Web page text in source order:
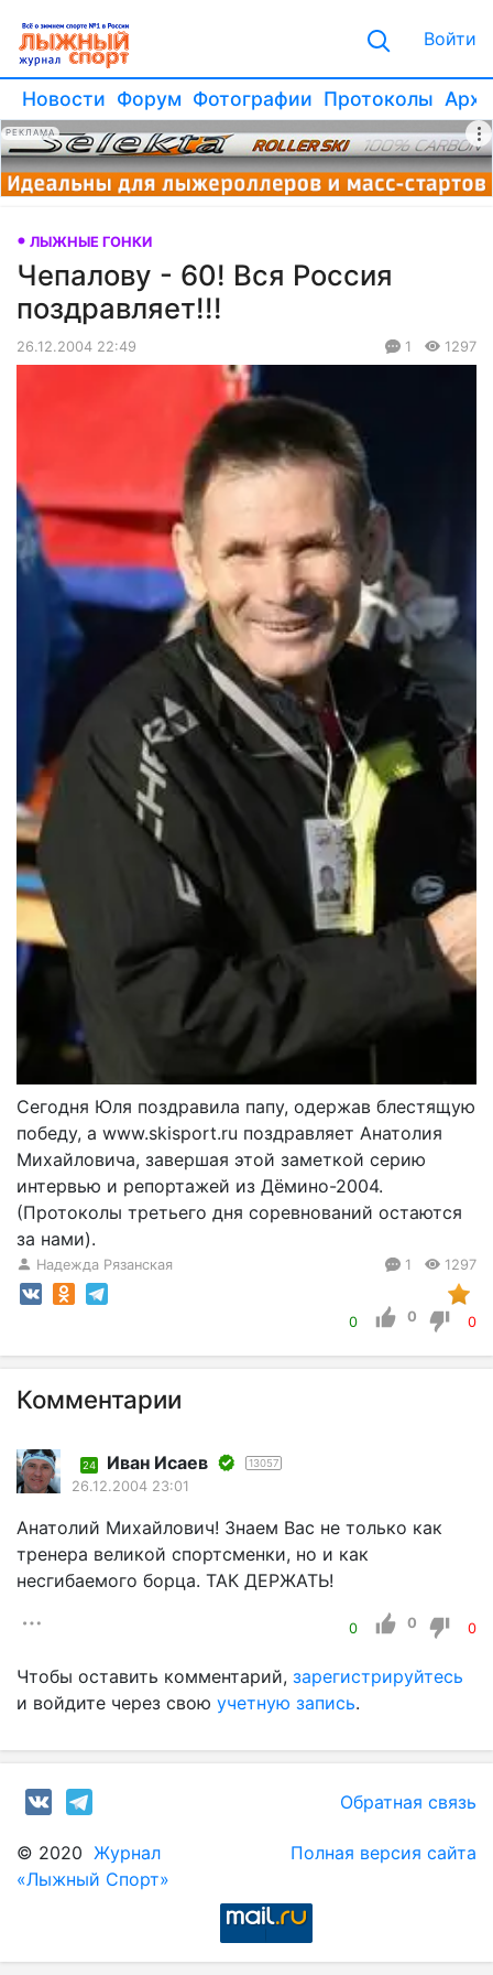
Войти
Новости Форум Фотографии Протоколы
РЕКЛАМА
ЛЫЖНЫЕ ГОНКИ
Чепалову - 60! Вся Россия
поздравляет!!!
26.12.2004 22:49 1 1297
Сегодня Юля поздравила папу, одержав блестящую
победу, а www.skisport.ru поздравляет Анатолия
Михайловича, завершая этой заметкой серию
интервью и репортажей из Дёмино-2004.
(Протоколы третьего дня соревнований остаются
за нами).
Надежда Рязанская 1 1297
0 0 0
Комментарии
24 Иван Исаев 13057
26.12.2004 23:01
Анатолий Михайлович! Знаем Вас не только как
тренера великой спортсменки, но и как
несгибаемого борца. ТАК ДЕРЖАТЬ!
0 0 0
Чтобы оставить комментарий, зарегистрируйтесь
и войдите через свою учетную запись.
Обратная связь
© 2020 Журнал
«Лыжный Спорт»
Полная версия сайта